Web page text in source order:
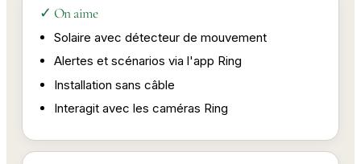
✓ On aime
Solaire avec détecteur de mouvement
Alertes et scénarios via l'app Ring
Installation sans câble
Interagit avec les caméras Ring